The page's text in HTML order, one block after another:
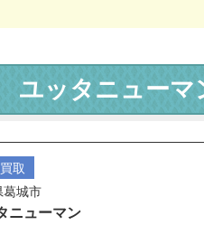
ユッタニューマ
取
葛城市
ニューマン